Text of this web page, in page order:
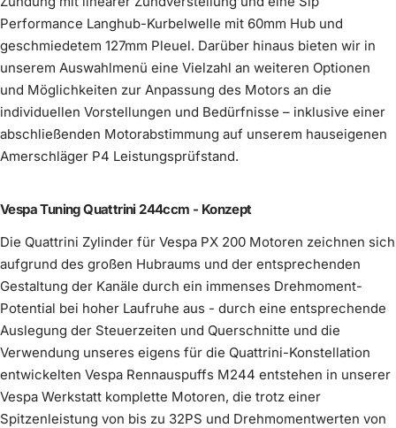
Vergaserwanne SIP Performance cnc -
silber
Mehr erfahren
im Preis enthalten
Vergaser Keihin PWK 28mm
Mehr erfahren
€299,00
Ansaug-Adapter(0/1) Wähle ein Produkt
Auspuff Innendämmung Silent S
€90,00
keine Innendämmung
Mehr erfahren
im Preis enthalten
Auspuff Scooter & Service M244 Curley
€1.490,00
Innendämmung Scooter &
Service
(0
Wähle ein
Produkt
4. Gang 36 Zähne, DRT kurz
Mehr erfahren
€69,00
Felge Vespa Breitreifen silbergrau
Mehr erfahren
€39,00
Umbau Motor für Breitreifenkit 4-Zoll
Mehr erfahren
€99,00
Mehr erfahren
€15,00
Performance Langhub-Kurbelwelle mit 60mm Hub und
geschmiedetem 127mm Pleuel. Darüber hinaus bieten wir in
unserem Auswahlmenü eine Vielzahl an weiteren Optionen
und Möglichkeiten zur Anpassung des Motors an die
individuellen Vorstellungen und Bedürfnisse – inklusive einer
abschließenden Motorabstimmung auf unserem hauseigenen
Amerschläger P4 Leistungsprüfstand.
Vespa Tuning Quattrini 244ccm - Konzept
Die Quattrini Zylinder für Vespa PX 200 Motoren zeichnen sich
aufgrund des großen Hubraums und der entsprechenden
Gestaltung der Kanäle durch ein immenses Drehmoment-
Potential bei hoher Laufruhe aus - durch eine entsprechende
Auslegung der Steuerzeiten und Querschnitte und die
Verwendung unseres eigens für die Quattrini-Konstellation
entwickelten Vespa Rennauspuffs M244 entstehen in unserer
Vespa Werkstatt komplette Motoren, die trotz einer
Spitzenleistung von bis zu 32PS und Drehmomentwerten von